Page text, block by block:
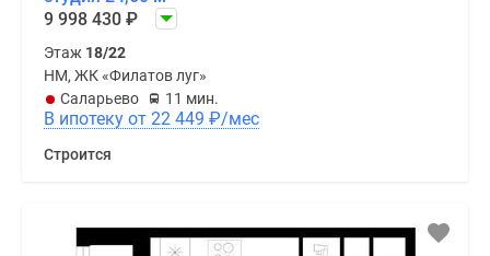
9 998 430 ₽
Этаж 18/22
НМ, ЖК «Филатов луг»
Саларьево
11 мин.
В ипотеку от 22 449 ₽/мес
Строится